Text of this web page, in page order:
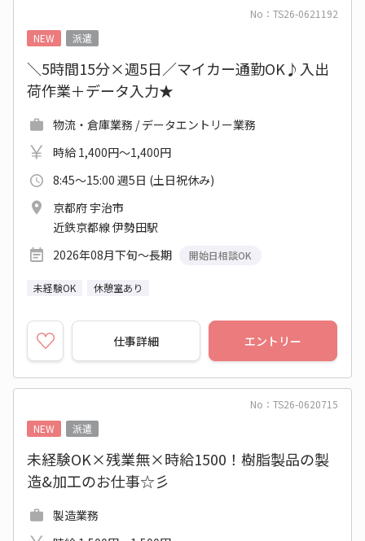
No：TS26-0621192
NEW
派遣
＼5時間15分×週5日／マイカー通勤OK♪入出
荷作業＋データ入力★
物流・倉庫業務 / データエントリー業務
時給 1,400円～1,400円
8:45～15:00 週5日 (土日祝休み)
京都府 宇治市
近鉄京都線 伊勢田駅
2026年08月下旬～長期
開始日相談OK
未経験OK 休憩室あり
仕事詳細 エントリー
No：TS26-0620715
NEW
派遣
未経験OK×残業無×時給1500！樹脂製品の製
造&加工のお仕事☆彡
製造業務